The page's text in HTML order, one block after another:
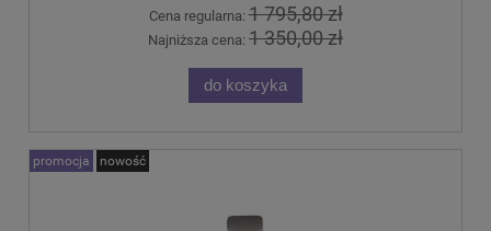
Cena regularna:1 795,80 zł
Najniższa cena: 1 350,00 zł
do koszyka
promocja nowość